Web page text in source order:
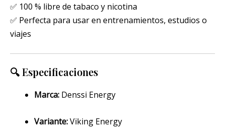
✅ 100 % libre de tabaco y nicotina
✅ Perfecta para usar en entrenamientos, estudios o
viajes
🔍 Especificaciones
Marca: Denssi Energy
Variante:Viking Energy